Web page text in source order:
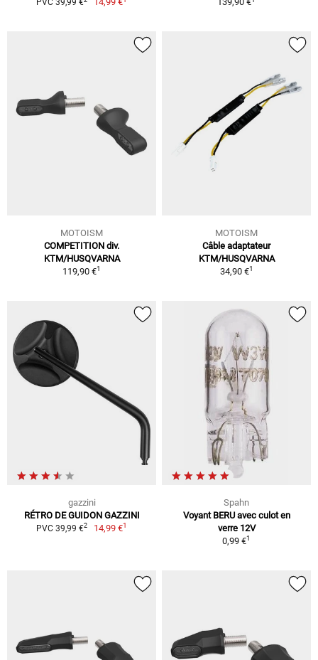
PVC 39,99 €
MOTOISM
COMPETITION div.
KTM/HUSQVARNA
119,90 €1
MOTOISM
Câble adaptateur
KTM/HUSQVARNA
34,90 €1
gazzini
RÉTRO DE GUIDON GAZZINI
PVC 39,99 €2 14,99 €1
Spahn
Voyant BERU avec culot en
verre 12V
0,99 €1